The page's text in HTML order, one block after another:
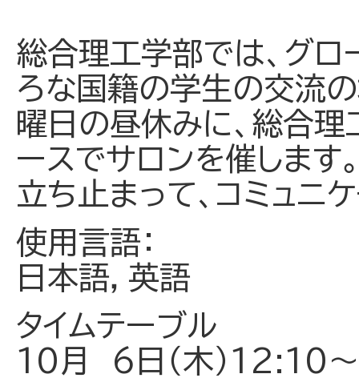
総合理工学部では、グロ
ろな国籍の学生の交流
曜日の昼休みに、総合理
ースでサロンを催します
立ち止まって、コミュニ
使用言語：
日本語，英語
タイムテーブル
10月 6日（木）12:10